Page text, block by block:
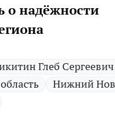
о надёжности
Глеб Сергеевич
Нижний